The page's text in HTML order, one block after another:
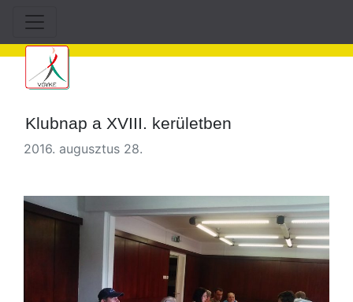
Klubnap a XVIII. kerületben
2016. augusztus 28.